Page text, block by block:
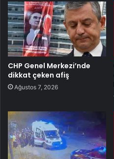
CHP Genel Merkezi’nde
dikkat çeken afiş
Ağustos 7, 2026